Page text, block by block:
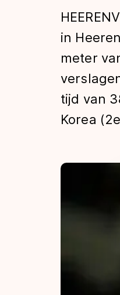
De
in
meter
tijd van
Korea